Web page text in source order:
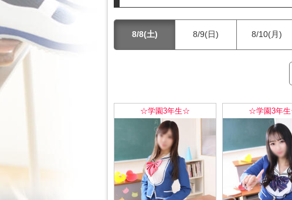
8/8(土) 8/9(日) 8/10(月)
☆学園3年生☆ ☆学園3年